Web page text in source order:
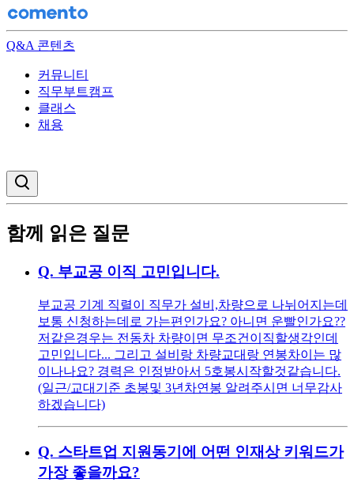
Q&A 콘텐츠
커뮤니티
직무부트캠프
클래스
채용
함께 읽은 질문
Q. 부교공 이직 고민입니다.
부교공 기계 직렬이 직무가 설비,차량으로 나뉘어지는데
보통 신청하는데로 가는편인가요? 아니면 운빨인가요??
저같은경우는 전동차 차량이면 무조건이직할생각인데
고민입니다... 그리고 설비랑 차량교대랑 연봉차이는 많
이나나요? 경력은 인정받아서 5호봉시작할것같습니다.
(일근/교대기준 초봉및 3년차연봉 알려주시면 너무감사
하겠습니다)
Q. 스타트업 지원동기에 어떤 인재상 키워드가
가장 좋을까요?